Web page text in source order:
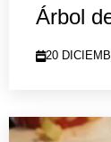
Árbol
20